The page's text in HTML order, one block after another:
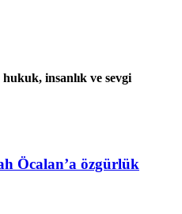
insanlık ve sevgi
Öcalan’a özgürlük